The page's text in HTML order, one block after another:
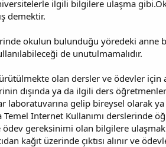
ilgili bilgilere ulaşma
demektir.
okulun bulunduğu yöredeki anne
de unutulmamalıdır.
olan dersler ve ödevler için
dışında ya da ilgili ders
laboratuvarına gelip bireysel olarak
Internet Kullanımı derslerinde
gereksinimi olan bilgilere
kağıt üzerinde çıktısı alınır ve